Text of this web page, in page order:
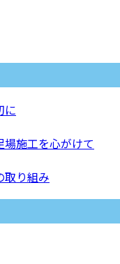
に
施工を心がけて
取り組み